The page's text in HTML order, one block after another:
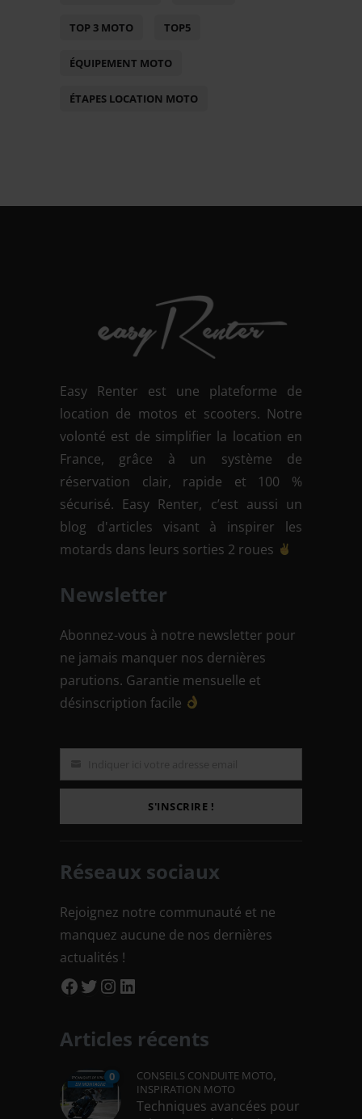
TOP 3 MOTO TOP5
ÉQUIPEMENT MOTO
ÉTAPES LOCATION MOTO
Easy Renter est une plateforme de
location de motos et scooters. Notre
volonté est de simplifier la location en
France, grâce à un système de
réservation clair, rapide et 100 %
sécurisé. Easy Renter, c’est aussi un
blog d'articles visant à inspirer les
motards dans leurs sorties 2 roues
Newsletter
Abonnez-vous à notre newsletter pour
ne jamais manquer nos dernières
parutions. Garantie mensuelle et
désinscription facile
S'INSCRIRE !
Réseaux sociaux
Rejoignez notre communauté et ne
manquez aucune de nos dernières
actualités !
Facebook
Twitter
Instagram
Articles récents
0 CONSEILS CONDUITE MOTO,
INSPIRATION MOTO
Techniques avancées pour